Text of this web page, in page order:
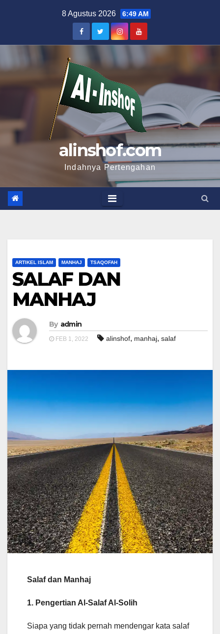
8 Agustus 2026 6:49 AM
alinshof.com
Indahnya Pertengahan
ARTIKEL ISLAM MANHAJ TSAQOFAH
SALAF DAN
MANHAJ
By admin
FEB 1, 2022 alinshof, manhaj, salaf
Salaf dan Manhaj
1. Pengertian Al-Salaf Al-Solih
Siapa yang tidak pernah mendengar kata salaf